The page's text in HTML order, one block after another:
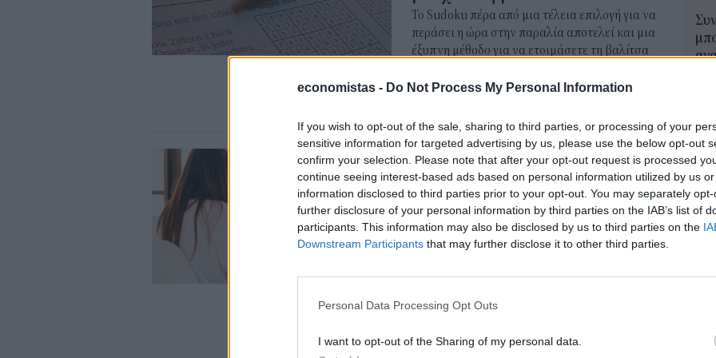
economistas - Do Not Process My Personal Information
If you wish to opt-out of the sale, sharing to third parties, or processing of your
sensitive information for targeted advertising by us, please use the below opt-out
confirm your selection. Please note that after your opt-out request is processed
continue seeing interest-based ads based on personal information utilized by us
information disclosed to third parties prior to your opt-out. You may separately
further disclosure of your personal information by third parties on the IAB’s list of
participants. This information may also be disclosed by us to third parties on the
Downstream Participants that may further disclose it to other third parties.
Personal Data Processing Opt Outs
I want to opt-out of the Sharing of my personal data.
Το Sudoku πέρα από μια τέλεια επιλογή για να
περάσει η ώρα στην παραλία αποτελεί και μια
έξυπνη μέθοδο για να ετοιμάσετε τη βαλίτσα
εξοικονομήσετε χώρο.
ΤΡΟΠΟΣ ΖΩΗΣ
Νέα γενιά και εργασία: Πώς
αλλάζουν οι προτεραιότητες
και η έννοια της αφοσίωσης
Η ιδέα ότι ένας «καλός εργαζόμενος» είναι
δουλεύει υπερωρίες χωρίς παράπονο και βάζει
παρελθόν.
NEWSROOM/04 Αυγ 2026
e-
04
(5/